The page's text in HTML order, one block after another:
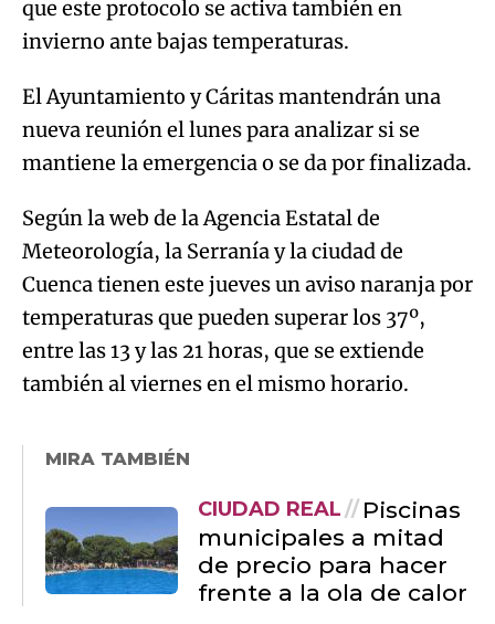
nueva reunión el lunes para analizar si se
mantiene la emergencia o se da por finalizada.
Según la web de la Agencia Estatal de
Meteorología, la Serranía y la ciudad de
Cuenca tienen este jueves un aviso naranja por
temperaturas que pueden superar los 37º,
entre las 13 y las 21 horas, que se extiende
también al viernes en el mismo horario.
MIRA TAMBIÉN
CIUDAD REAL
Piscinas
ÚLTIMAS NOTICIAS